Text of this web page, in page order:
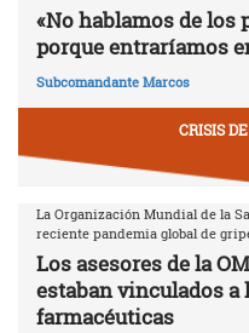
«No hablamos de
porque entraríamos
Subcomandante Marcos
CRISIS
La Organización Mundial de la
reciente pandemia global de
Los asesores de la
estaban vinculados a
farmacéuticas